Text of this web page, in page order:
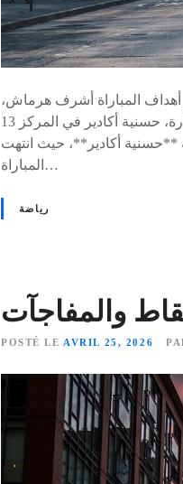
النهائية المغرب الفاسي 4 – 0 حسنية أكادير أهداف المباراة أشرف هرماش،
سفيان بنجديدة (هدفين)، حمزة أفصال الترتيب بعد المباراة المغرب الفاسي في الصدارة، حسنية أكادير في المركز 13
أكادير**، حيث انتهت
المباراة…
رياضة
POSTÉ LE AVRIL 25, 2026